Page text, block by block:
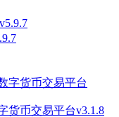
货币交易平台v3.1.8